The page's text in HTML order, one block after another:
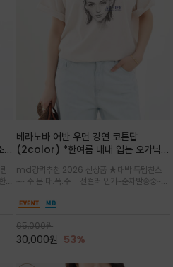
베라노바 어반 우먼 강연 코튼탑
(2color) *한여름 내내 입는 오가닉
워크 (Line Work) & 스케치/감각적
인 아트워크 프린트가 시선을 끄는 루즈
핏 강연티셔츠
md강력추천 2026 신상품 ★대박 득템찬스
~~ 주.문.대.폭.주 - 전컬러 인기~순차발송중~★
한 착용감을 선사하며, 자연스럽게 떨어지는 실루
으로도 포인트가 되며, 데일리 활
65,000원
30,000원 53%